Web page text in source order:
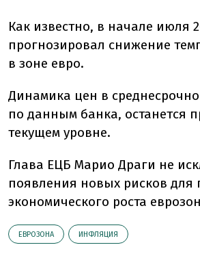
Как известно, в начале июля
прогнозировал снижение
в зоне евро.
Динамика цен в
по данным банка, останется
текущем уровне.
Глава ЕЦБ Марио Драги не
появления новых рисков для
экономического роста
ЕВРОЗОНА ИНФЛЯЦИЯ